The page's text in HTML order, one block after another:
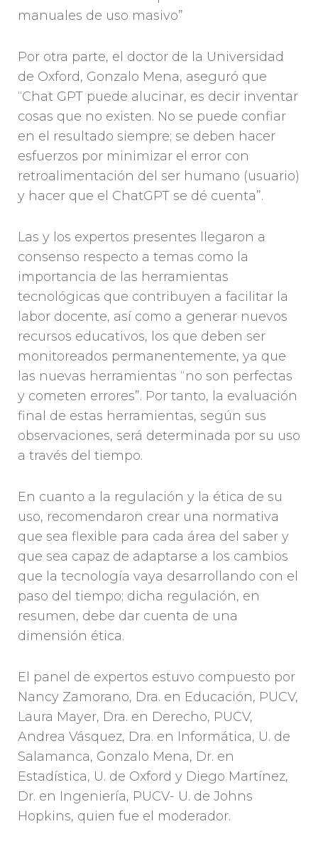
manuales de uso masivo”
Por otra parte, el doctor de la Universidad
de Oxford, Gonzalo Mena, aseguró que
“Chat GPT puede alucinar, es decir inventar
cosas que no existen. No se puede confiar
en el resultado siempre; se deben hacer
esfuerzos por minimizar el error con
retroalimentación del ser humano (usuario)
y hacer que el ChatGPT se dé cuenta”.
Las y los expertos presentes llegaron a
consenso respecto a temas como la
importancia de las herramientas
tecnológicas que contribuyen a facilitar la
labor docente, así como a generar nuevos
recursos educativos, los que deben ser
monitoreados permanentemente, ya que
las nuevas herramientas “no son perfectas
y cometen errores”. Por tanto, la evaluación
final de estas herramientas, según sus
observaciones, será determinada por su uso
a través del tiempo.
En cuanto a la regulación y la ética de su
uso, recomendaron crear una normativa
que sea flexible para cada área del saber y
que sea capaz de adaptarse a los cambios
que la tecnología vaya desarrollando con el
paso del tiempo; dicha regulación, en
resumen, debe dar cuenta de una
dimensión ética.
El panel de expertos estuvo compuesto por
Nancy Zamorano, Dra. en Educación, PUCV,
Laura Mayer, Dra. en Derecho, PUCV,
Andrea Vásquez, Dra. en Informática, U. de
Salamanca, Gonzalo Mena, Dr. en
Estadística, U. de Oxford y Diego Martínez,
Dr. en Ingeniería, PUCV- U. de Johns
Hopkins, quien fue el moderador.